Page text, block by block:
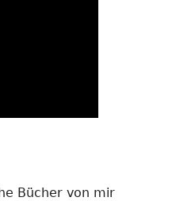
Bücher von mir